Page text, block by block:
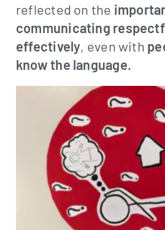
reflected on the
communicating
effectively, even with
know the language.